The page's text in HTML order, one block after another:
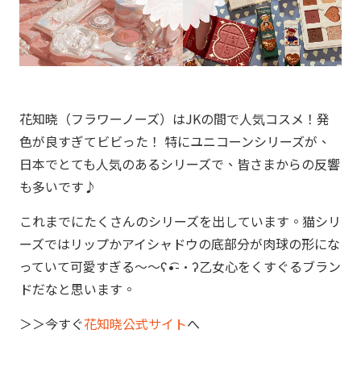
花知晓（フラワーノーズ）はJKの間で人気コスメ！発
色が良すぎてビビった！ 特にユニコーンシリーズが、
日本でとても人気のあるシリーズで、皆さまからの反響
も多いです♪
これまでにたくさんのシリーズを出しています。猫シリ
ーズではリップかアイシャドウの底部分が肉球の形にな
っていて可愛すぎる～～ʕ•͡-•ʔ乙女心をくすぐるブラン
ドだなと思います。
＞＞今すぐ花知晓公式サイトへ